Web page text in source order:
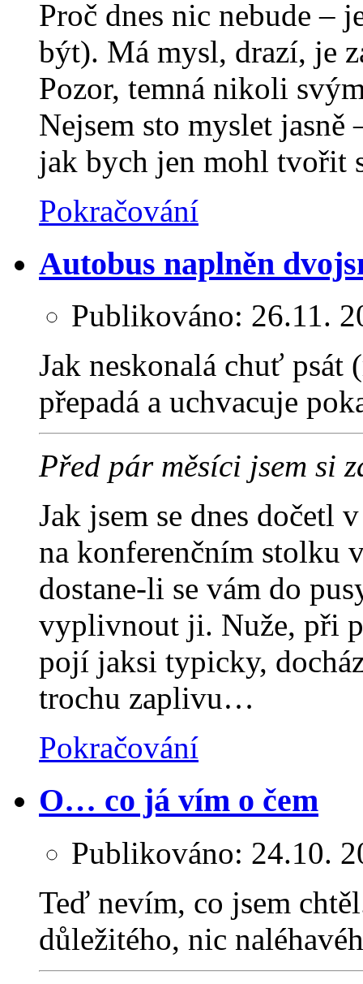
Proč dnes nic nebude –
být). Má mysl, drazí, je
Pozor, temná nikoli
Nejsem sto myslet jasně
jak bych jen mohl tvořit
Pokračování
Autobus naplněn
Publikováno: 26.11.
Jak neskonalá chuť psát
přepadá a uchvacuje
Před pár měsíci jsem si
Jak jsem se dnes dočetl
na konferenčním stolku
dostane-li se vám do
vyplivnout ji. Nuže, při
pojí jaksi typicky,
trochu zaplivu…
Pokračování
O… co já vím o čem
Publikováno: 24.10.
Teď nevím, co jsem
důležitého, nic